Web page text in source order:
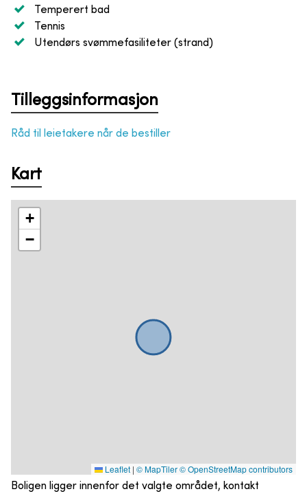
Temperert bad
Tennis
Utendørs svømmefasiliteter (strand)
Tilleggsinformasjon
Råd til leietakere når de bestiller
Kart
+
−
Leaflet | © MapTiler© OpenStreetMap contributors
Boligen ligger innenfor det valgte området, kontakt